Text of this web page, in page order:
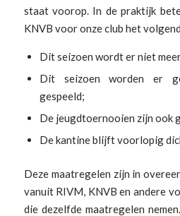
staat voorop. In de praktijk
KNVB voor onze club het
Dit seizoen wordt er niet
Dit seizoen worden er
gespeeld;
De jeugdtoernooien zijn ook
De kantine blijft voorlopig
Deze maatregelen zijn in
vanuit RIVM, KNVB en andere
die dezelfde maatregelen